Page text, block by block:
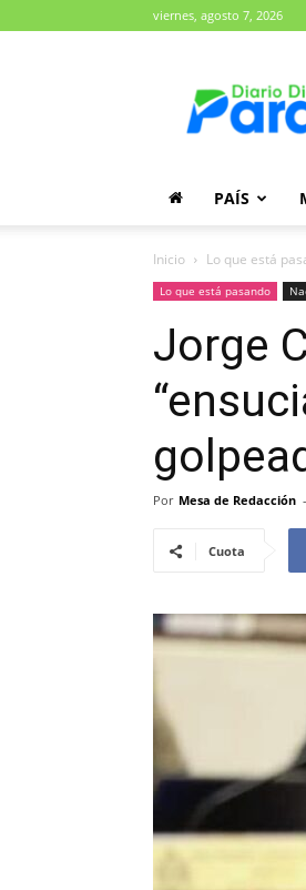
viernes, agosto 7, 2026
PAÍS
Inicio Lo que está
Lo que está pasando
Jorge
Por Mesa de Redacción -
Cuota